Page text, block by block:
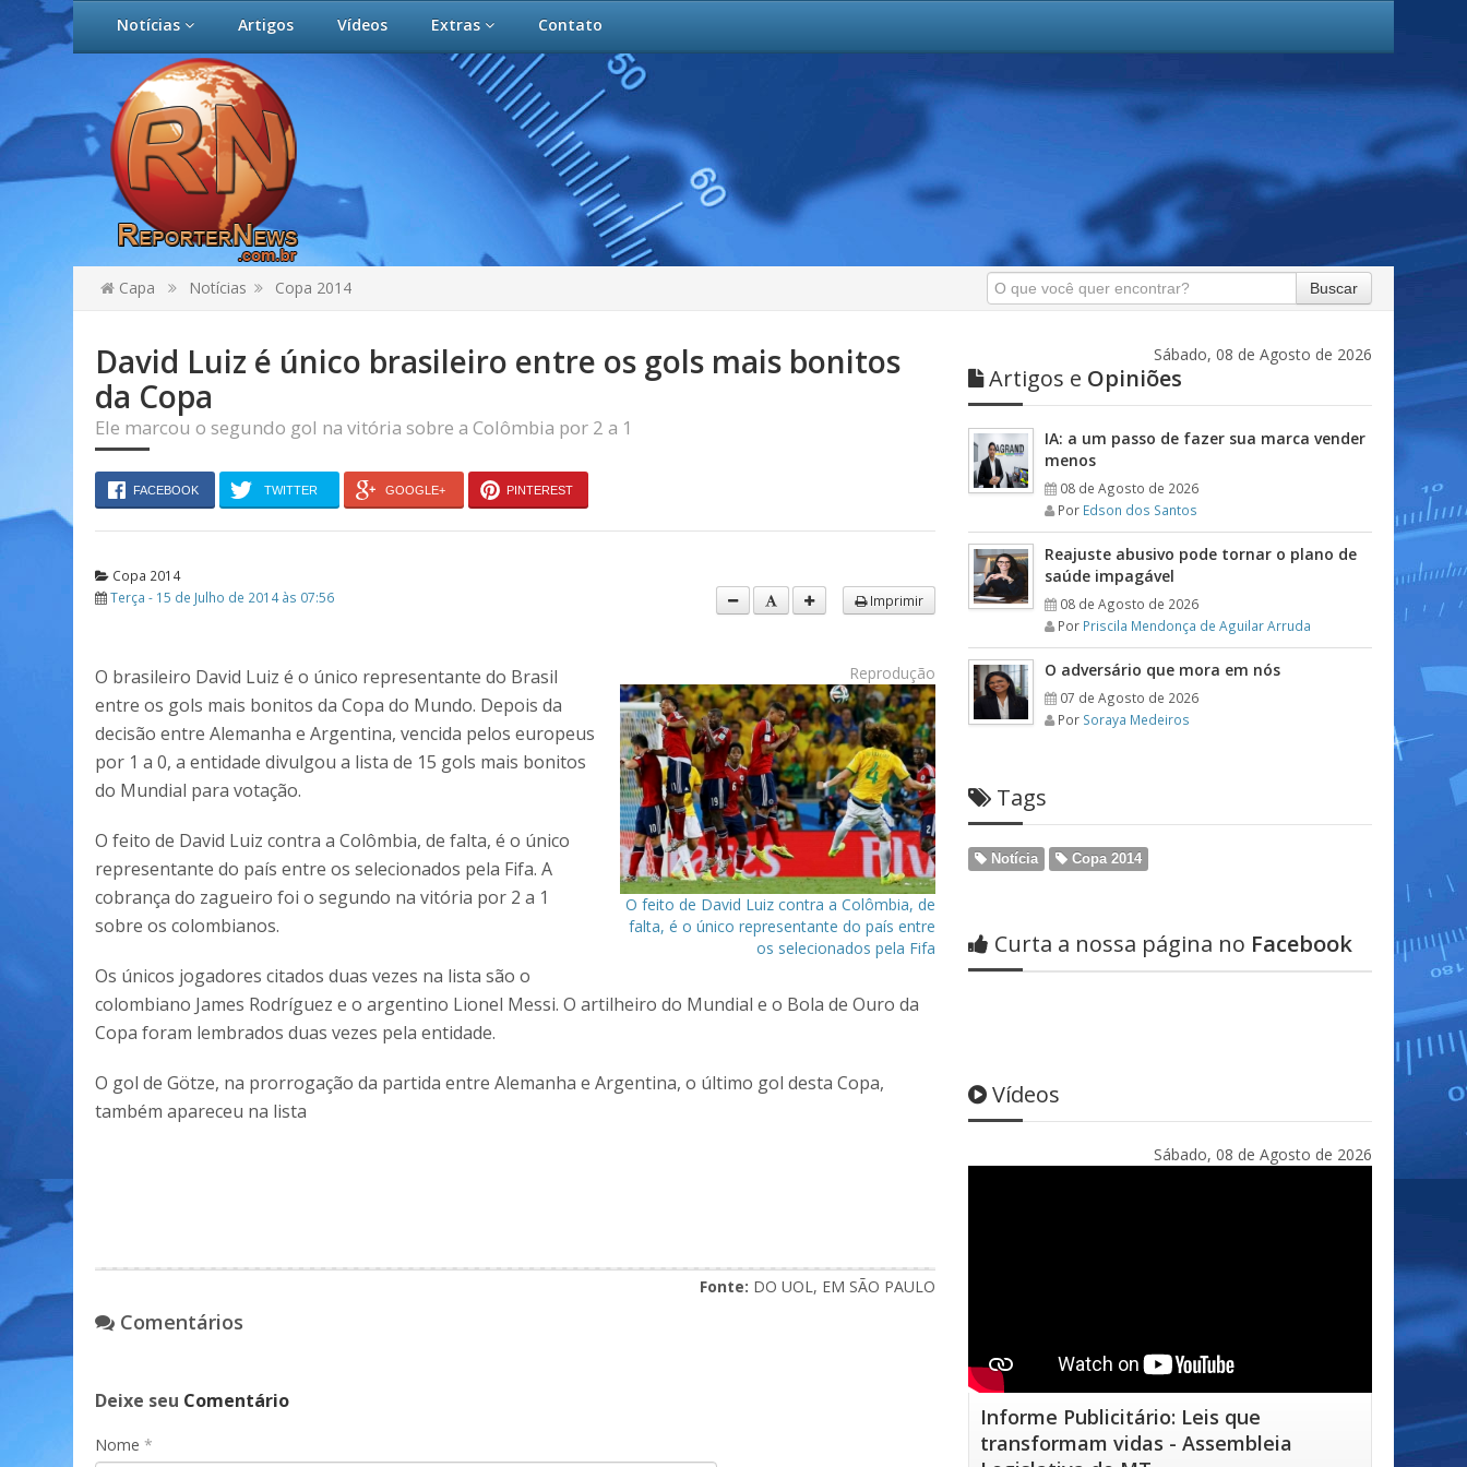
Notícias Artigos Vídeos Extras Contato
Capa Notícias Copa 2014 Buscar
David Luiz é único brasileiro entre os gols mais bonitos
da Copa
Ele marcou o segundo gol na vitória sobre a Colômbia por 2 a 1
FACEBOOK TWITTER GOOGLE+ PINTEREST
Copa 2014
Terça - 15 de Julho de 2014 às 07:56
Imprimir
Reprodução
O feito de David Luiz contra a Colômbia, de
falta, é o único representante do país entre
os selecionados pela Fifa
O brasileiro David Luiz é o único representante do Brasil
entre os gols mais bonitos da Copa do Mundo. Depois da
decisão entre Alemanha e Argentina, vencida pelos europeus
por 1 a 0, a entidade divulgou a lista de 15 gols mais bonitos
do Mundial para votação.
O feito de David Luiz contra a Colômbia, de falta, é o único
representante do país entre os selecionados pela Fifa. A
cobrança do zagueiro foi o segundo na vitória por 2 a 1
sobre os colombianos.
Os únicos jogadores citados duas vezes na lista são o
colombiano James Rodríguez e o argentino Lionel Messi. O artilheiro do Mundial e o Bola de Ouro da
Copa foram lembrados duas vezes pela entidade.
O gol de Götze, na prorrogação da partida entre Alemanha e Argentina, o último gol desta Copa,
também apareceu na lista
Fonte: DO UOL, EM SÃO PAULO
Comentários
Deixe seu Comentário
Nome *
Sábado, 08 de Agosto de 2026
Artigos e Opiniões
IA: a um passo de fazer sua marca vender
menos
08 de Agosto de 2026
Por Edson dos Santos
Reajuste abusivo pode tornar o plano de
saúde impagável
08 de Agosto de 2026
Por Priscila Mendonça de Aguilar Arruda
O adversário que mora em nós
07 de Agosto de 2026
Por Soraya Medeiros
Tags
Notícia Copa 2014
Curta a nossa página no Facebook
Vídeos
Sábado, 08 de Agosto de 2026
Informe Publicitário: Leis que
transformam vidas - Assembleia